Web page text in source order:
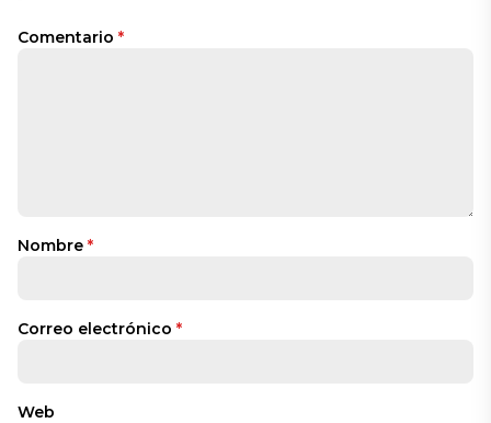
Comentario *
Nombre *
Correo electrónico *
Web